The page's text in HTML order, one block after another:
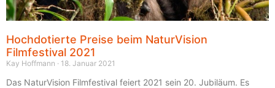
Hochdotierte Preise beim NaturVision
Filmfestival 2021
Kay Hoffmann 18. Januar 2021
Das NaturVision Filmfestival feiert 2021 sein 20. Jubiläum. Es